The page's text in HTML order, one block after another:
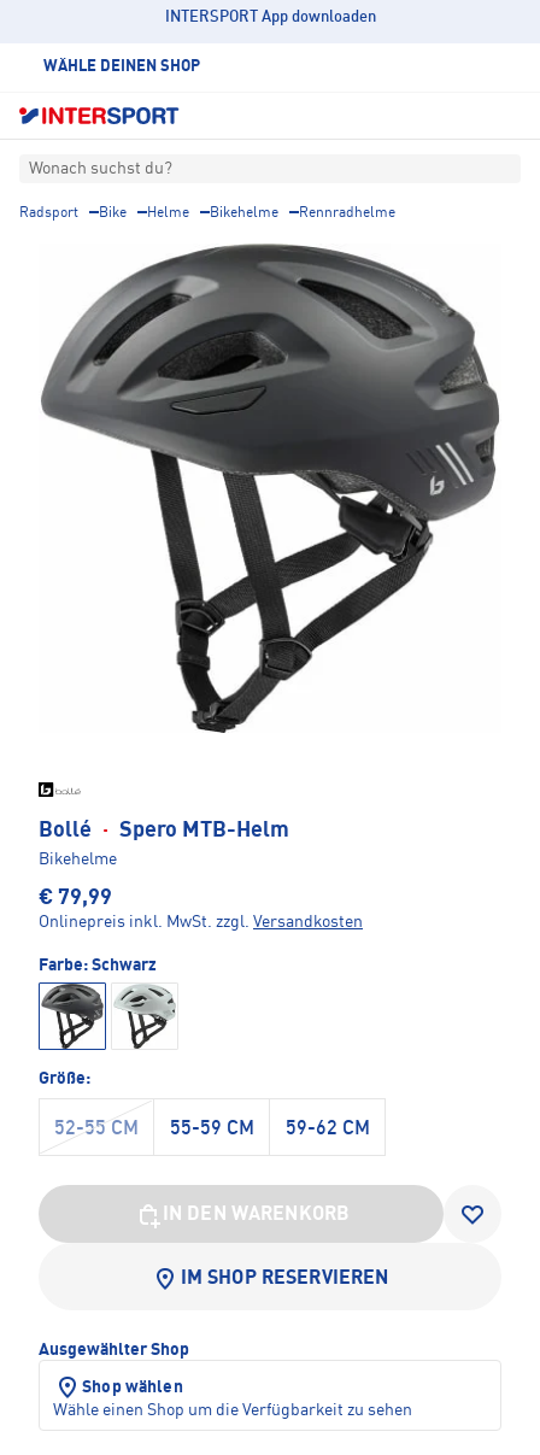
INTERSPORT App downloaden
WÄHLE DEINEN SHOP
Wonach suchst du?
Radsport Bike Helme Bikehelme Rennradhelme
Bollé · Spero MTB-Helm
Bikehelme
€ 79,99
Onlinepreis inkl. MwSt. zzgl. Versandkosten
Farbe: Schwarz
Größe:
52-55 CM 55-59 CM 59-62 CM
IN DEN WARENKORB
IM SHOP RESERVIEREN
Ausgewählter Shop
Shop wählen
Wähle einen Shop um die Verfügbarkeit zu sehen